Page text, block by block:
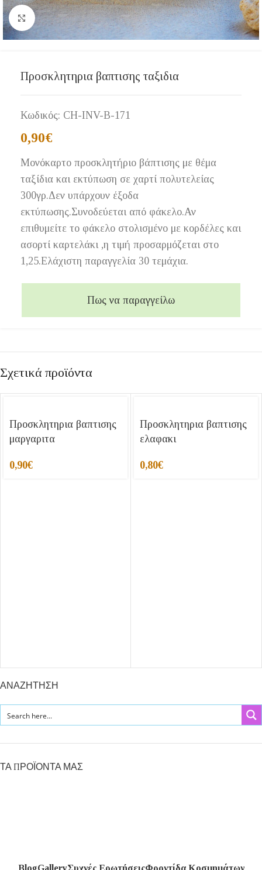
Click to enlarge
Προσκλητηρια βαπτισης ταξιδια
Κωδικός: CH-INV-B-171
0,90€
Μονόκαρτο προσκλητήριο βάπτισης με θέμα
ταξίδια και εκτύπωση σε χαρτί πολυτελείας
300γρ.Δεν υπάρχουν έξοδα
εκτύπωσης.Συνοδεύεται από φάκελο.Αν
επιθυμείτε το φάκελο στολισμένο με κορδέλες και
ασορτί καρτελάκι ,η τιμή προσαρμόζεται στο
1,25.Ελάχιστη παραγγελία 30 τεμάχια.
Πως να παραγγείλω
Σχετικά προϊόντα
Προσκλητηρια βαπτισης
μαργαριτα
0,90€
Προσκλητηρια βαπτισης
ελαφακι
0,80€
ΑΝΑΖΗΤΗΣΗ
ΤΑ ΠΡΟΪΌΝΤΑ ΜΑΣ
BlogGalleryΣυχνές ΕρωτήσειςΦροντίδα Κοσμημάτων